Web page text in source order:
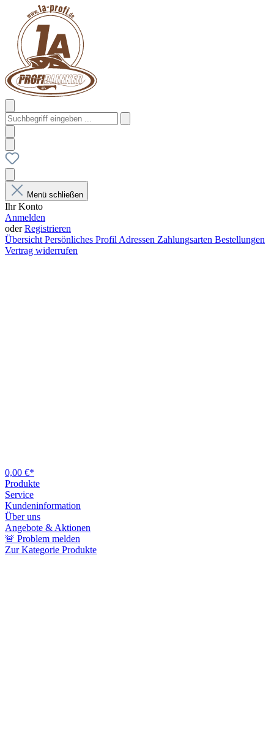
Menü schließen
Ihr Konto
Anmelden
oderRegistrieren
Übersicht Persönliches Profil Adressen Zahlungsarten Bestellungen
Vertrag widerrufen
0,00 €*
Produkte
Service
Kundeninformation
Über uns
Angebote & Aktionen
🚨 Problem melden
Zur Kategorie Produkte